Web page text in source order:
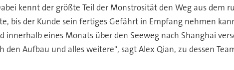
kennt der größte Teil der Monstrosität den Weg aus dem
bis der Kunde sein fertiges Gefährt in Empfang nehmen
innerhalb eines Monats über den Seeweg nach Shanghai
den Aufbau und alles weitere", sagt Alex Qian, zu dessen